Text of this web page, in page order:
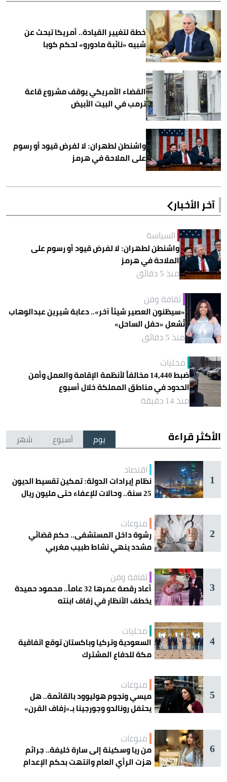
خطة لتغيير القيادة.. أمريكا تبحث عن
شبيه «نائبة مادورو» لحكم كوبا
القضاء الأمريكي يوقف مشروع قاعة
ترمب في البيت الأبيض
واشنطن لطهران: لا لفرض قيود أو رسوم
على الملاحة في هرمز
آخر الأخبار
السياسة
واشنطن لطهران: لا لفرض قيود أو رسوم على
الملاحة في هرمز
منذ 5 دقائق
ثقافة وفن
«سيظنون العصير شيئاً آخر».. دعابة شيرين عبدالوهاب
تُشعل «حفل الساحل»
منذ 5 دقائق
محليات
ضبط 14,440 مخالفاً لأنظمة الإقامة والعمل وأمن
الحدود في مناطق المملكة خلال أسبوع
منذ 14 دقيقة
الأكثر قراءة يوم أسبوع شهر
1
اقتصاد
نظام إيرادات الدولة: تمكين تقسيط الديون
25 سنة.. وحالات للإعفاء حتى مليون ريال
2
منوعات
رشوة داخل المستشفى.. حكم قضائي
مشدد ينهي نشاط طبيب مغربي
3
ثقافة وفن
أعاد رقصة عمرها 32 عاماً.. محمود حميدة
يخطف الأنظار في زفاف ابنته
4
محليات
السعودية وتركيا وباكستان توقع اتفاقية
مكة للدفاع المشترك
5
منوعات
ميسي ونجوم هوليوود بالقائمة.. هل
يحتفل رونالدو وجورجينا بـ«زفاف القرن»
6
منوعات
من ريا وسكينة إلى سارة خليفة.. جرائم
هزت الرأي العام وانتهت بحكم الإعدام